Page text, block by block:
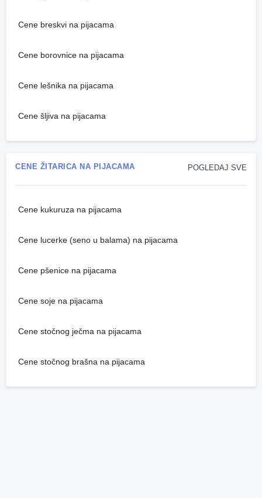
Cene breskvi na pijacama
Cene borovnice na pijacama
Cene lešnika na pijacama
Cene šljiva na pijacama
POGLEDAJ SVE
CENE ŽITARICA NA PIJACAMA
Cene kukuruza na pijacama
Cene lucerke (seno u balama) na pijacama
Cene pšenice na pijacama
Cene soje na pijacama
Cene stočnog ječma na pijacama
Cene stočnog brašna na pijacama